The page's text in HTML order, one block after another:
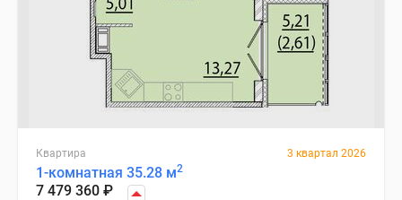
Квартира 3 квартал 2026
1-комнатная 35.28 м2
7 479 360 ₽